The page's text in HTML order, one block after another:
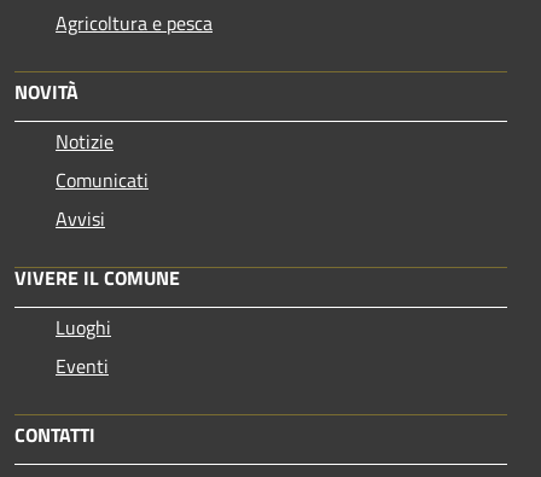
Agricoltura e pesca
NOVITÀ
Notizie
Comunicati
Avvisi
VIVERE IL COMUNE
Luoghi
Eventi
CONTATTI